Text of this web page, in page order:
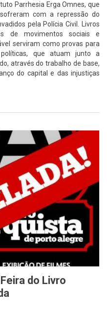
Parrhesia Erga Omnes, que
com a repressão do
pela Polícia Civil. Livros
de movimentos sociais e
serviram como provas para
políticas, que atuam junto a
através do trabalho de base,
do capital e das injustiças
do Livro